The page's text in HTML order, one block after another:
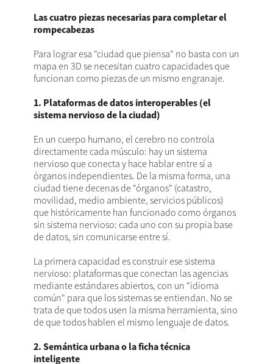
Las cuatro piezas necesarias para completar el
rompecabezas
Para lograr esa "ciudad que piensa" no basta con un
mapa en 3D se necesitan cuatro capacidades que
funcionan como piezas de un mismo engranaje.
1. Plataformas de datos interoperables (el
sistema nervioso de la ciudad)
En un cuerpo humano, el cerebro no controla
directamente cada músculo: hay un sistema
nervioso que conecta y hace hablar entre sí a
órganos independientes. De la misma forma, una
ciudad tiene decenas de "órganos" (catastro,
movilidad, medio ambiente, servicios públicos)
que históricamente han funcionado como órganos
sin sistema nervioso: cada uno con su propia base
de datos, sin comunicarse entre sí.
La primera capacidad es construir ese sistema
nervioso: plataformas que conectan las agencias
mediante estándares abiertos, con un "idioma
común" para que los sistemas se entiendan. No se
trata de que todos usen la misma herramienta, sino
de que todos hablen el mismo lenguaje de datos.
2. Semántica urbana o la ficha técnica
inteligente